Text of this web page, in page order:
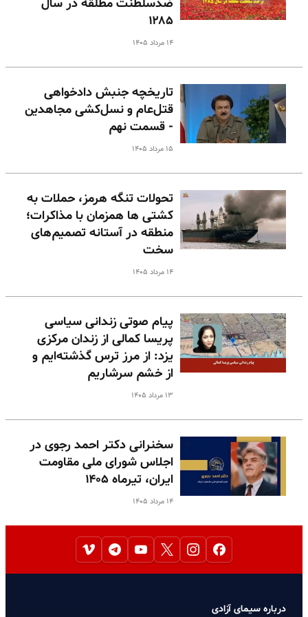
ضدسلطنت مطلقه در سال
۱۲۸۵
۱۴ مرداد ۱۴۰۵
تاریخچه جنبش دادخواهی
قتل‌عام و نسل‌کشی مجاهدین
- قسمت نهم
۱۵ مرداد ۱۴۰۵
تحولات تنگه هرمز، حملات به
کشتی ها همزمان با مذاکرات؛
منطقه در آستانه تصمیم‌های
سخت
۱۴ مرداد ۱۴۰۵
پیام صوتی زندانی سیاسی
پریسا کمالی از زندان مرکزی
یزد: از مرز ترس گذشته‌ایم و
از خشم سرشاریم
۱۳ مرداد ۱۴۰۵
سخنرانی دکتر احمد رجوی در
اجلاس شورای ملی مقاومت
ایران، تیرماه ۱۴۰۵
۱۴ مرداد ۱۴۰۵
درباره سیمای آزادی